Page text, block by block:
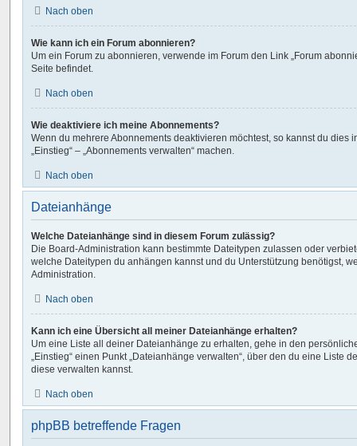
Nach oben
Wie kann ich ein Forum abonnieren?
Um ein Forum zu abonnieren, verwende im Forum den Link „Forum
Seite befindet.
Nach oben
Wie deaktiviere ich meine Abonnements?
Wenn du mehrere Abonnements deaktivieren möchtest, so kannst du dies
„Einstieg“ – „Abonnements verwalten“ machen.
Nach oben
Dateianhänge
Welche Dateianhänge sind in diesem Forum zulässig?
Die Board-Administration kann bestimmte Dateitypen zulassen oder
welche Dateitypen du anhängen kannst und du Unterstützung benötigst,
Administration.
Nach oben
Kann ich eine Übersicht all meiner Dateianhänge erhalten?
Um eine Liste all deiner Dateianhänge zu erhalten, gehe in den
„Einstieg“ einen Punkt „Dateianhänge verwalten“, über den du eine Liste
diese verwalten kannst.
Nach oben
phpBB betreffende Fragen